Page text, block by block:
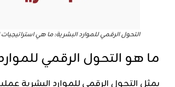
التحول الرقمي للموارد البشرية: ما هي
ما هو التحول الرقمي